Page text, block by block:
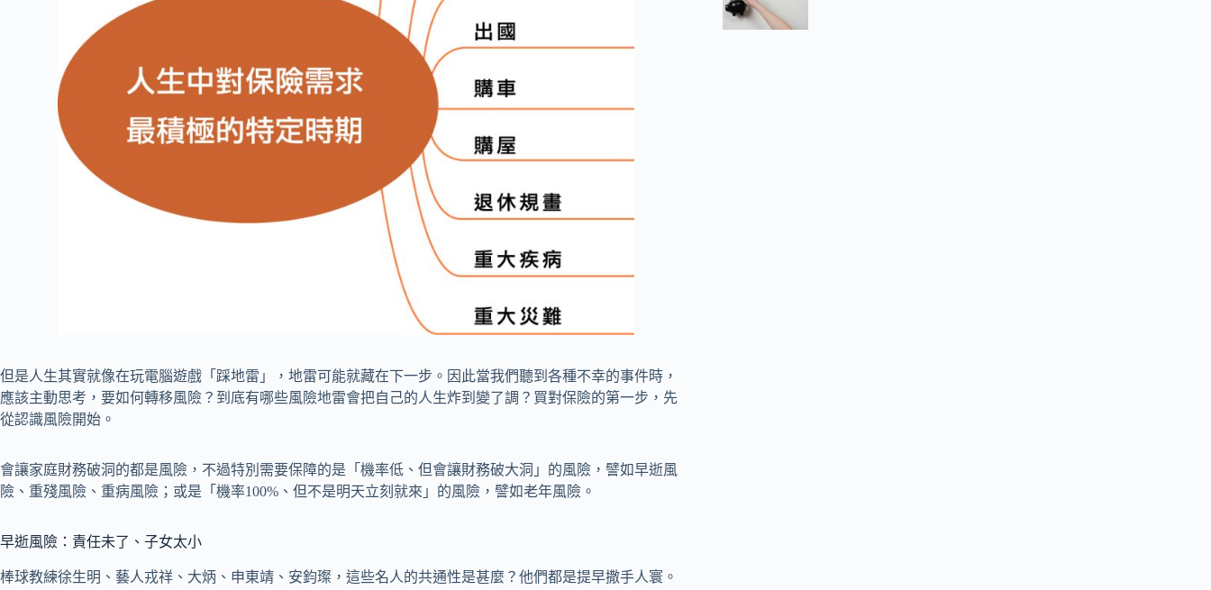
但是人生其實就像在玩電腦遊戲「踩地雷」，地雷可能就藏在下一步。因此當我們聽到各種不幸的事件時，
應該主動思考，要如何轉移風險？到底有哪些風險地雷會把自己的人生炸到變了調？買對保險的第一步，先
從認識風險開始。
會讓家庭財務破洞的都是風險，不過特別需要保障的是「機率低、但會讓財務破大洞」的風險，譬如早逝風
險、重殘風險、重病風險；或是「機率100%、但不是明天立刻就來」的風險，譬如老年風險。
早逝風險：責任未了、子女太小
棒球教練徐生明、藝人戎祥、大炳、申東靖、安鈞璨，這些名人的共通性是甚麼？他們都是提早撒手人寰。